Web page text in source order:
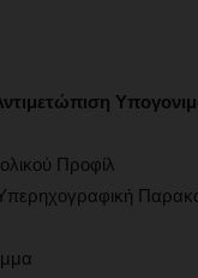
Προφίλ